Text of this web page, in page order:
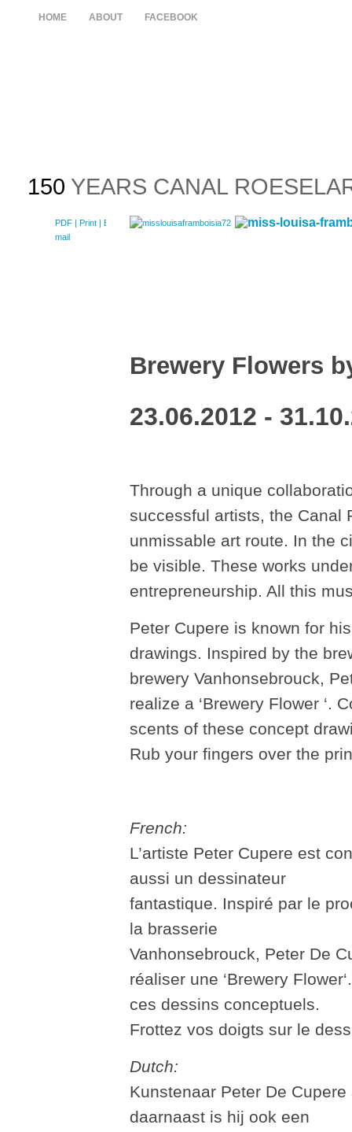
HOME ABOUT FACEBOOK
150 YEARS CANAL
PDF | Print | E-
mail
Brewery Flowers
23.06.2012 -
Through a unique
successful artists, the Canal
unmissable art route. In the
be visible. These works
entrepreneurship. All this
Peter Cupere is known for
drawings. Inspired by the
brewery Vanhonsebrouck,
realize a ‘Brewery Flower ‘.
scents of these concept
Rub your fingers over the
French:
L’artiste Peter Cupere est
aussi un dessinateur
fantastique. Inspiré par le
la brasserie
Vanhonsebrouck, Peter De
réaliser une ‘Brewery
ces dessins conceptuels.
Frottez vos doigts sur le
Dutch:
Kunstenaar Peter De
daarnaast is hij ook een